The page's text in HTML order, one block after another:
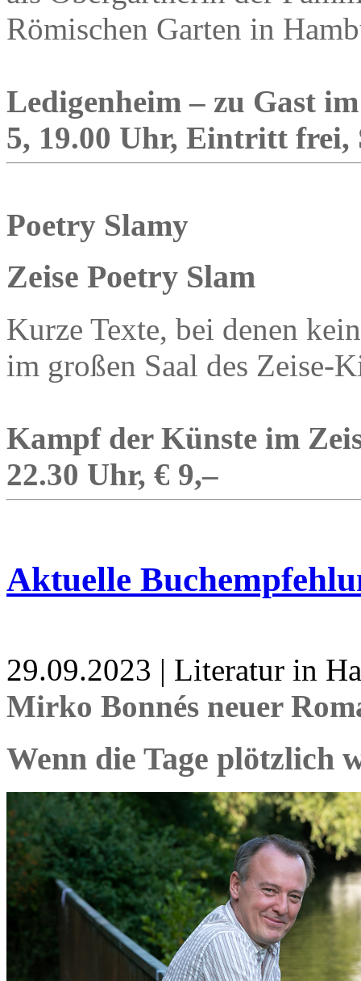
Römischen Garten in
Ledigenheim – zu Gast
5, 19.00 Uhr, Eintritt frei,
Poetry Slamy
Zeise Poetry Slam
Kurze Texte, bei denen
im großen Saal des Zeise-
Kampf der Künste im
22.30 Uhr, € 9,–
Aktuelle
29.09.2023 | Literatur in
Mirko Bonnés neuer
Wenn die Tage plötzlich